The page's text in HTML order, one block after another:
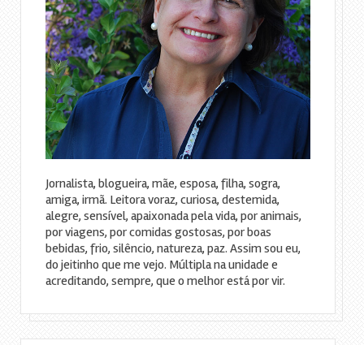
Jornalista, blogueira, mãe, esposa, filha, sogra,
amiga, irmã. Leitora voraz, curiosa, destemida,
alegre, sensível, apaixonada pela vida, por animais,
por viagens, por comidas gostosas, por boas
bebidas, frio, silêncio, natureza, paz. Assim sou eu,
do jeitinho que me vejo. Múltipla na unidade e
acreditando, sempre, que o melhor está por vir.